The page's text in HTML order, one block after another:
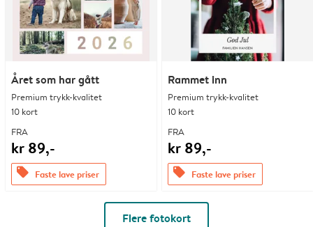
Året som har gått
Premium trykk-kvalitet
10 kort
FRA
kr 89,-
offers Faste lave priser
Rammet inn
Premium trykk-kvalitet
10 kort
FRA
kr 89,-
offers Faste lave priser
Flere fotokort